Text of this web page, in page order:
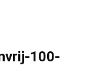
100-